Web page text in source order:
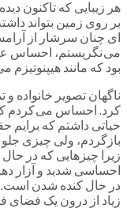
هر زیبایی که تاکنون
بر روی زمین بتواند
ای چنان سرشار از
می نگریستم، احساس
بود که مانند
ناگهان تصویر
کرد. احساس می کردم که
حیاتی داشتم که
بازگردم، ولی چیزی
زیرا چیزهایی که در حال
احساسی شدید و آزار
در حال کنده شدن است.
زیاد از درون یک فضای